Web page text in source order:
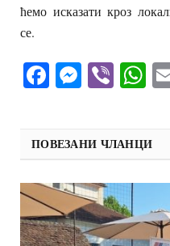
ћемо исказати кроз
се.
Facebook
ПОВЕЗАНИ ЧЛАНЦИ